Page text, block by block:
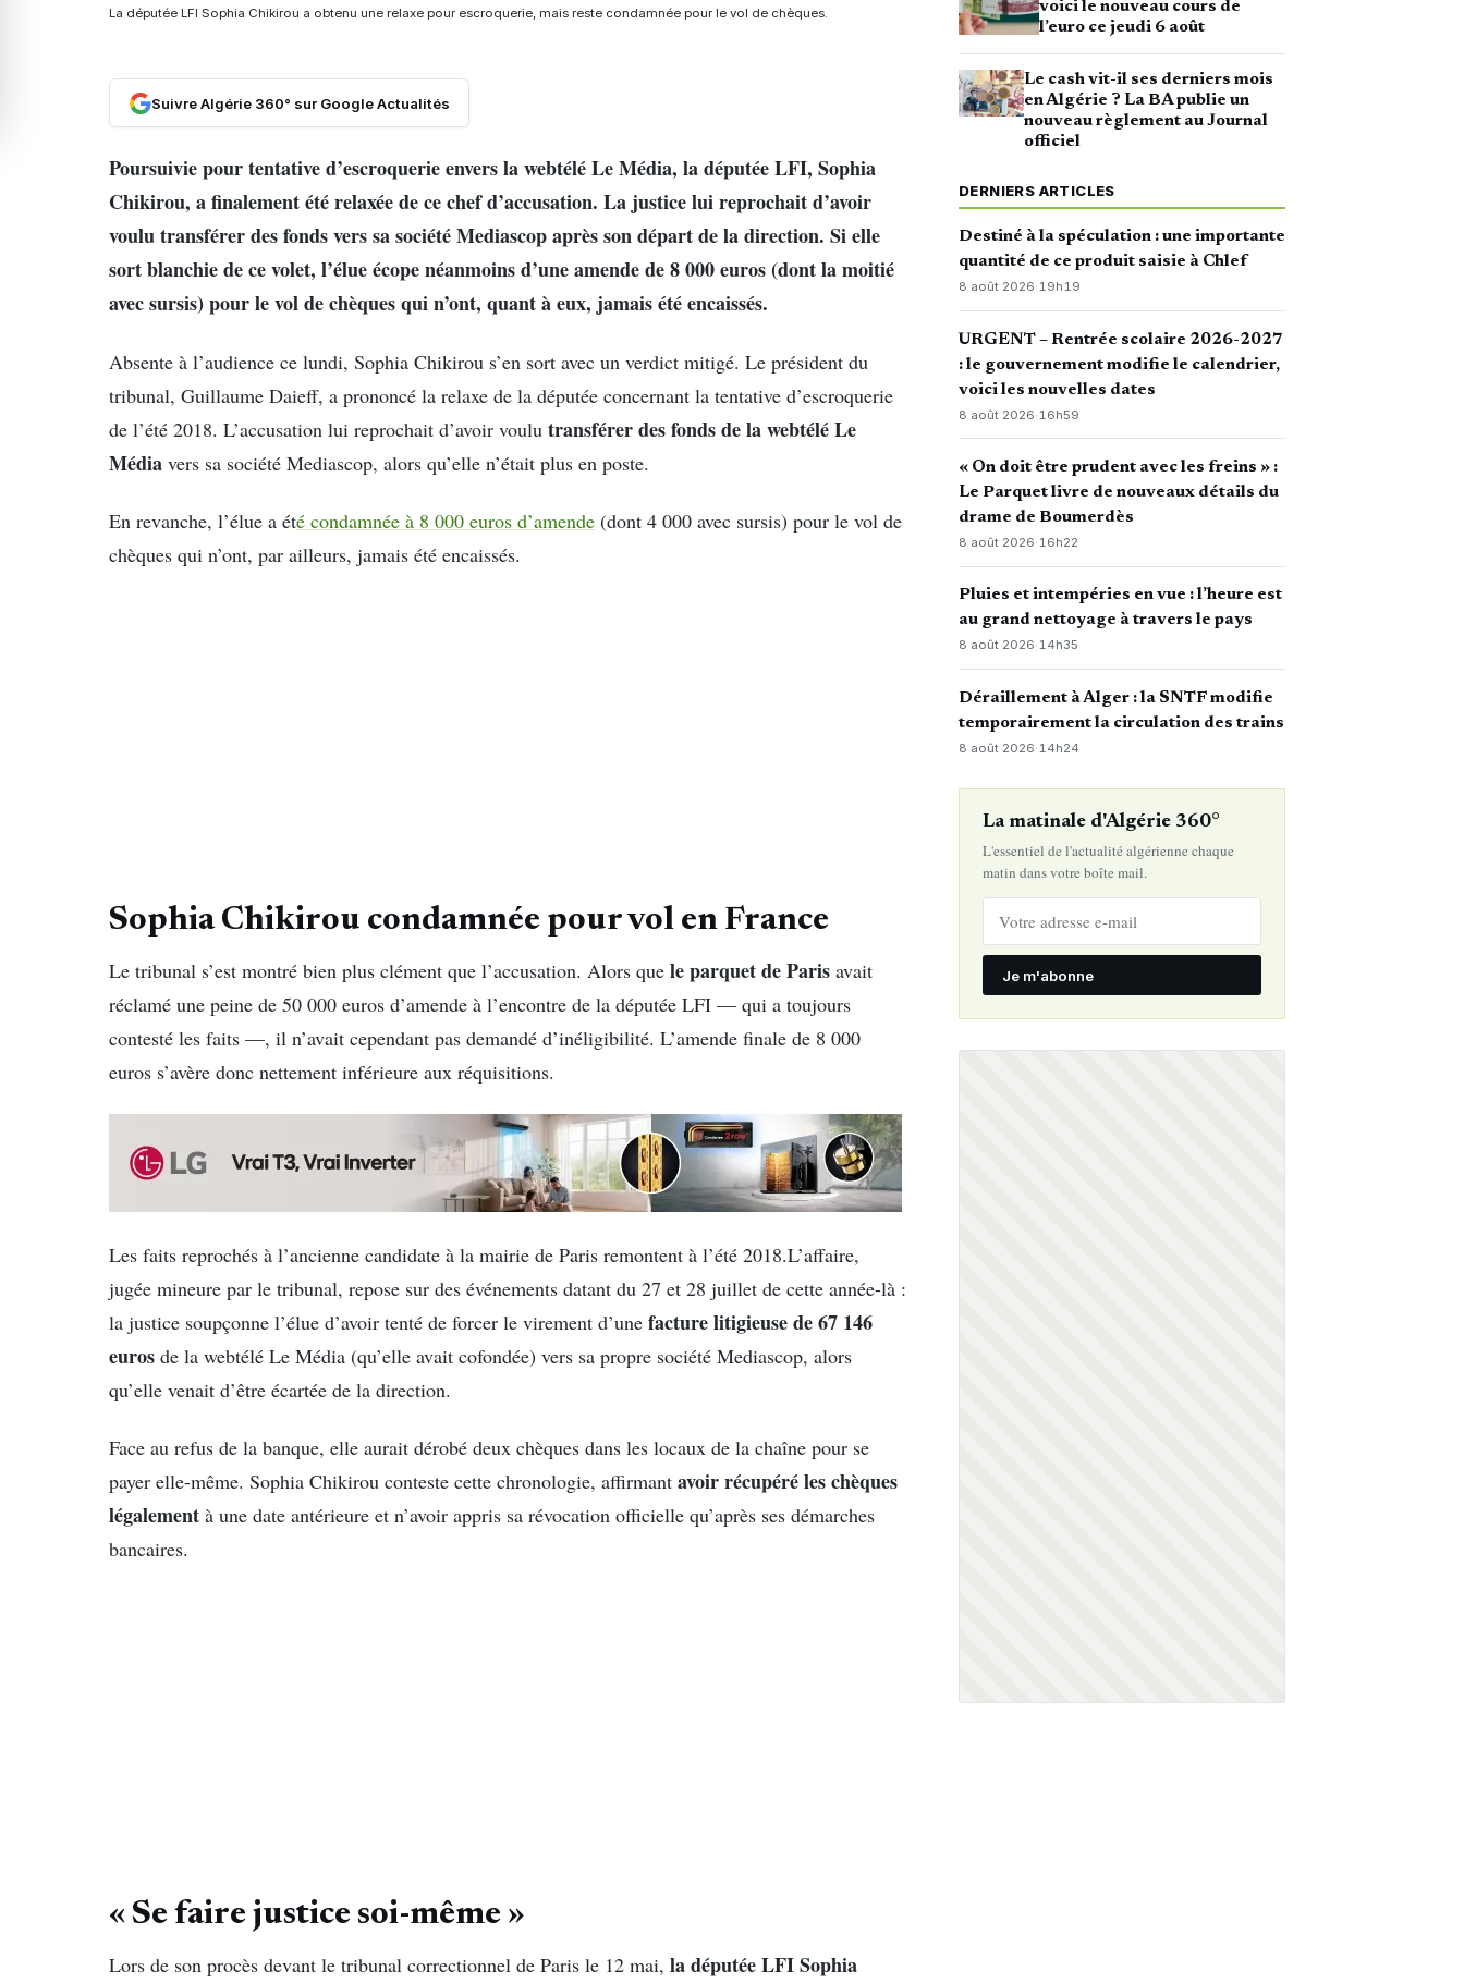
La députée LFI Sophia Chikirou a obtenu une relaxe pour escroquerie, mais reste condamnée pour le vol de chèques.
Suivre Algérie 360° sur Google Actualités
Poursuivie pour tentative d’escroquerie envers la webtélé Le Média, la députée LFI, Sophia
Chikirou, a finalement été relaxée de ce chef d’accusation. La justice lui reprochait d’avoir
voulu transférer des fonds vers sa société Mediascop après son départ de la direction. Si elle
sort blanchie de ce volet, l’élue écope néanmoins d’une amende de 8 000 euros (dont la moitié
avec sursis) pour le vol de chèques qui n’ont, quant à eux, jamais été encaissés.
Absente à l’audience ce lundi, Sophia Chikirou s’en sort avec un verdict mitigé. Le président du
tribunal, Guillaume Daieff, a prononcé la relaxe de la députée concernant la tentative d’escroquerie
de l’été 2018. L’accusation lui reprochait d’avoir voulu transférer des fonds de la webtélé Le
Média vers sa société Mediascop, alors qu’elle n’était plus en poste.
En revanche, l’élue a été condamnée à 8 000 euros d’amende (dont 4 000 avec sursis) pour le vol de
chèques qui n’ont, par ailleurs, jamais été encaissés.
Sophia Chikirou condamnée pour vol en France
Le tribunal s’est montré bien plus clément que l’accusation. Alors que le parquet de Paris avait
réclamé une peine de 50 000 euros d’amende à l’encontre de la députée LFI — qui a toujours
contesté les faits —, il n’avait cependant pas demandé d’inéligibilité. L’amende finale de 8 000
euros s’avère donc nettement inférieure aux réquisitions.
Les faits reprochés à l’ancienne candidate à la mairie de Paris remontent à l’été 2018.L’affaire,
jugée mineure par le tribunal, repose sur des événements datant du 27 et 28 juillet de cette année-là :
la justice soupçonne l’élue d’avoir tenté de forcer le virement d’une facture litigieuse de 67 146
euros de la webtélé Le Média (qu’elle avait cofondée) vers sa propre société Mediascop, alors
qu’elle venait d’être écartée de la direction.
Face au refus de la banque, elle aurait dérobé deux chèques dans les locaux de la chaîne pour se
payer elle-même. Sophia Chikirou conteste cette chronologie, affirmant avoir récupéré les chèques
légalement à une date antérieure et n’avoir appris sa révocation officielle qu’après ses démarches
bancaires.
« Se faire justice soi-même »
Lors de son procès devant le tribunal correctionnel de Paris le 12 mai, la députée LFI Sophia
voici le nouveau cours de
l’euro ce jeudi 6 août
Le cash vit-il ses derniers mois
en Algérie ? La BA publie un
nouveau règlement au Journal
officiel
DERNIERS ARTICLES
Destiné à la spéculation : une importante
quantité de ce produit saisie à Chlef
8 août 2026·19h19
URGENT – Rentrée scolaire 2026-2027
: le gouvernement modifie le calendrier,
voici les nouvelles dates
8 août 2026· 16h59
« On doit être prudent avec les freins » :
Le Parquet livre de nouveaux détails du
drame de Boumerdès
8 août 2026·16h22
Pluies et intempéries en vue : l’heure est
au grand nettoyage à travers le pays
8 août 2026·14h35
Déraillement à Alger : la SNTF modifie
temporairement la circulation des trains
8 août 2026· 14h24
La matinale d'Algérie 360°
L'essentiel de l'actualité algérienne chaque
matin dans votre boîte mail.
Je m'abonne